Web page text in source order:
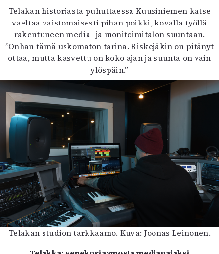
Telakan historiasta puhuttaessa Kuusiniemen katse
vaeltaa vaistomaisesti pihan poikki, kovalla työllä
rakentuneen media- ja monitoimitalon suuntaan.
”Onhan tämä uskomaton tarina. Riskejäkin on pitänyt
ottaa, mutta kasvettu on koko ajan ja suunta on vain
ylöspäin.”
Telakan studion tarkkaamo. Kuva: Joonas Leinonen.